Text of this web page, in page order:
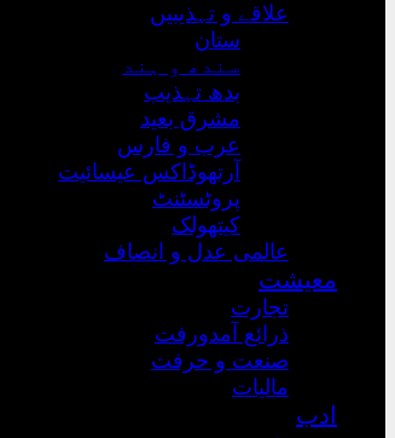
علاقے و تہذیبیں
ستان
سندھ و ہند
بدھ تہذیب
مشرق بعید
عرب و فارس
آرتھوڈاکس عیسائیت
پروٹسٹنٹ
کیتھولک
عالمی عدل و انصاف
معیشت
تجارت
ذرائع آمدورفت
صنعت و حرفت
مالیات
ادب